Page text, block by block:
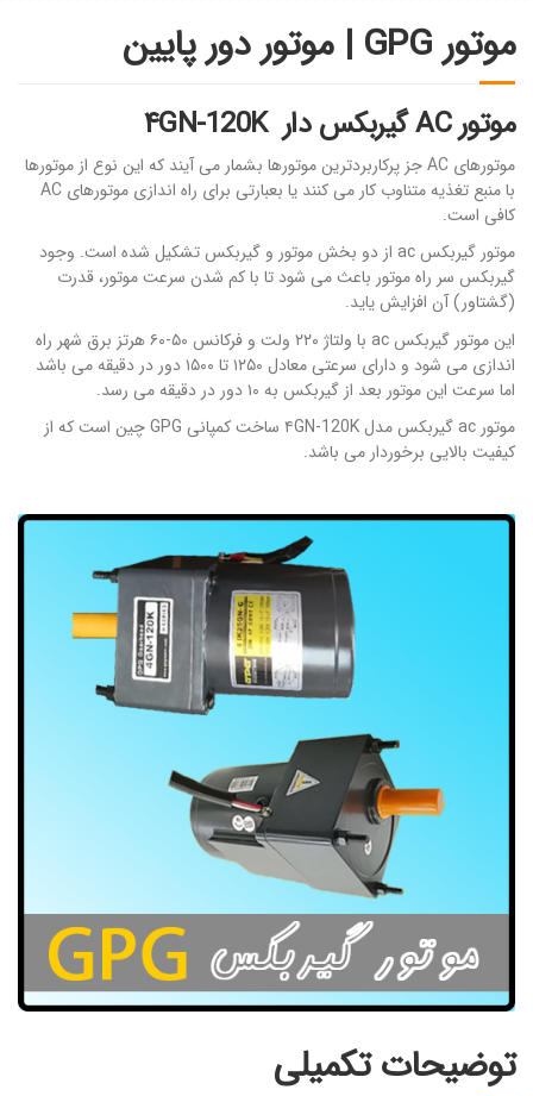
موتور GPG | موتور دور پایین
موتور AC گیربکس دار ۴GN-120K
موتورهای AC جز پرکاربردترین موتورها بشمار می آیند که این نوع از موتورها
با منبع تغذیه متناوب کار می کنند یا بعبارتی برای راه اندازی موتورهای AC
کافی است.
موتور گیربکس ac از دو بخش موتور و گیربکس تشکیل شده است. وجود
گیربکس سر راه موتور باعث می شود تا با کم شدن سرعت موتور، قدرت
(گشتاور) آن افزایش یاید.
این موتور گیربکس ac با ولتاژ ۲۲۰ ولت و فرکانس ۵۰-۶۰ هرتز برق شهر راه
اندازی می شود و دارای سرعتی معادل ۱۲۵۰ تا ۱۵۰۰ دور در دقیقه می باشد
اما سرعت این موتور بعد از گیربکس به ۱۰ دور در دقیقه می رسد.
موتور ac گیربکس مدل ۴GN-120K ساخت کمپانی GPG چین است که از
کیفیت بالایی برخوردار می باشد.
توضیحات تکمیلی